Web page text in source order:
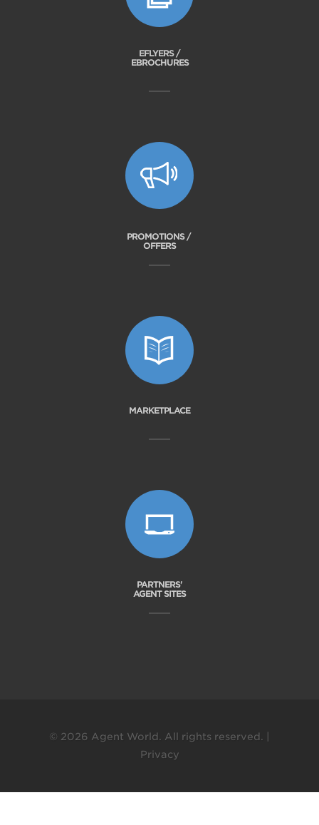
EFLYERS /
EBROCHURES
PROMOTIONS /
OFFERS
MARKETPLACE
PARTNERS'
AGENT SITES
© 2026 Agent World. All rights reserved. |
Privacy